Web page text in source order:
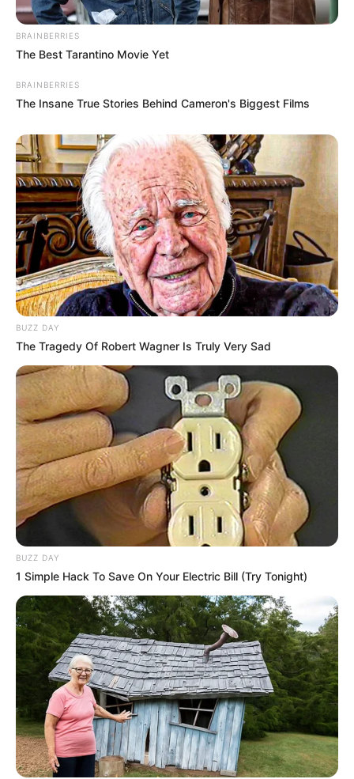
BRAINBERRIES
The Best Tarantino Movie Yet
BRAINBERRIES
The Insane True Stories Behind Cameron's Biggest Films
BUZZ DAY
The Tragedy Of Robert Wagner Is Truly Very Sad
BUZZ DAY
1 Simple Hack To Save On Your Electric Bill (Try Tonight)